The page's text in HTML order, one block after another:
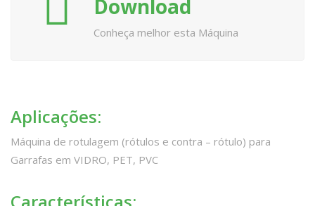
Download
Conheça melhor esta Máquina
Aplicações:
Máquina de rotulagem (rótulos e contra – rótulo) para
Garrafas em VIDRO, PET, PVC
Características: